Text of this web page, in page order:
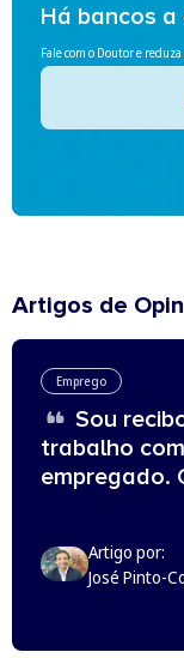
Há bancos
Fale com o Doutor e
Artigos de
Emprego
Sou
trabalho
empregado.
Artigo por:
José Pinto-